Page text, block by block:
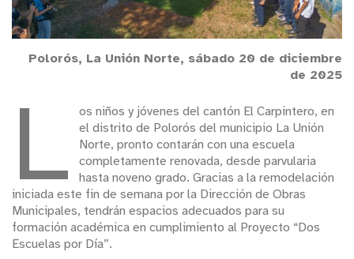
Polorós, La Unión Norte, sábado 20 de diciembre
de 2025
L
os niños y jóvenes del cantón El Carpintero, en
el distrito de Polorós del municipio La Unión
Norte, pronto contarán con una escuela
completamente renovada, desde parvularia
hasta noveno grado. Gracias a la remodelación
iniciada este fin de semana por la Dirección de Obras
Municipales, tendrán espacios adecuados para su
formación académica en cumplimiento al Proyecto “Dos
Escuelas por Día”.